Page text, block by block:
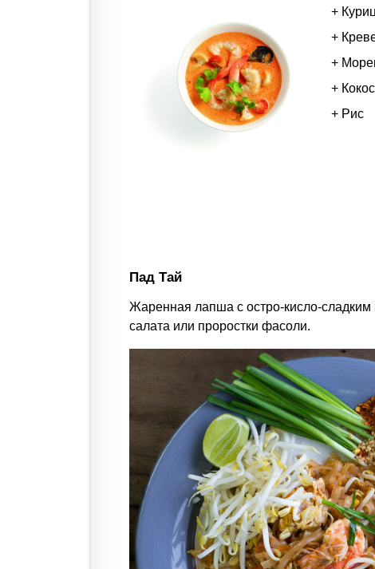
+
+
+
+
+ Рис
Пад Тай
Жаренная лапша с остро-кисло-сладким
салата или проростки фасоли.